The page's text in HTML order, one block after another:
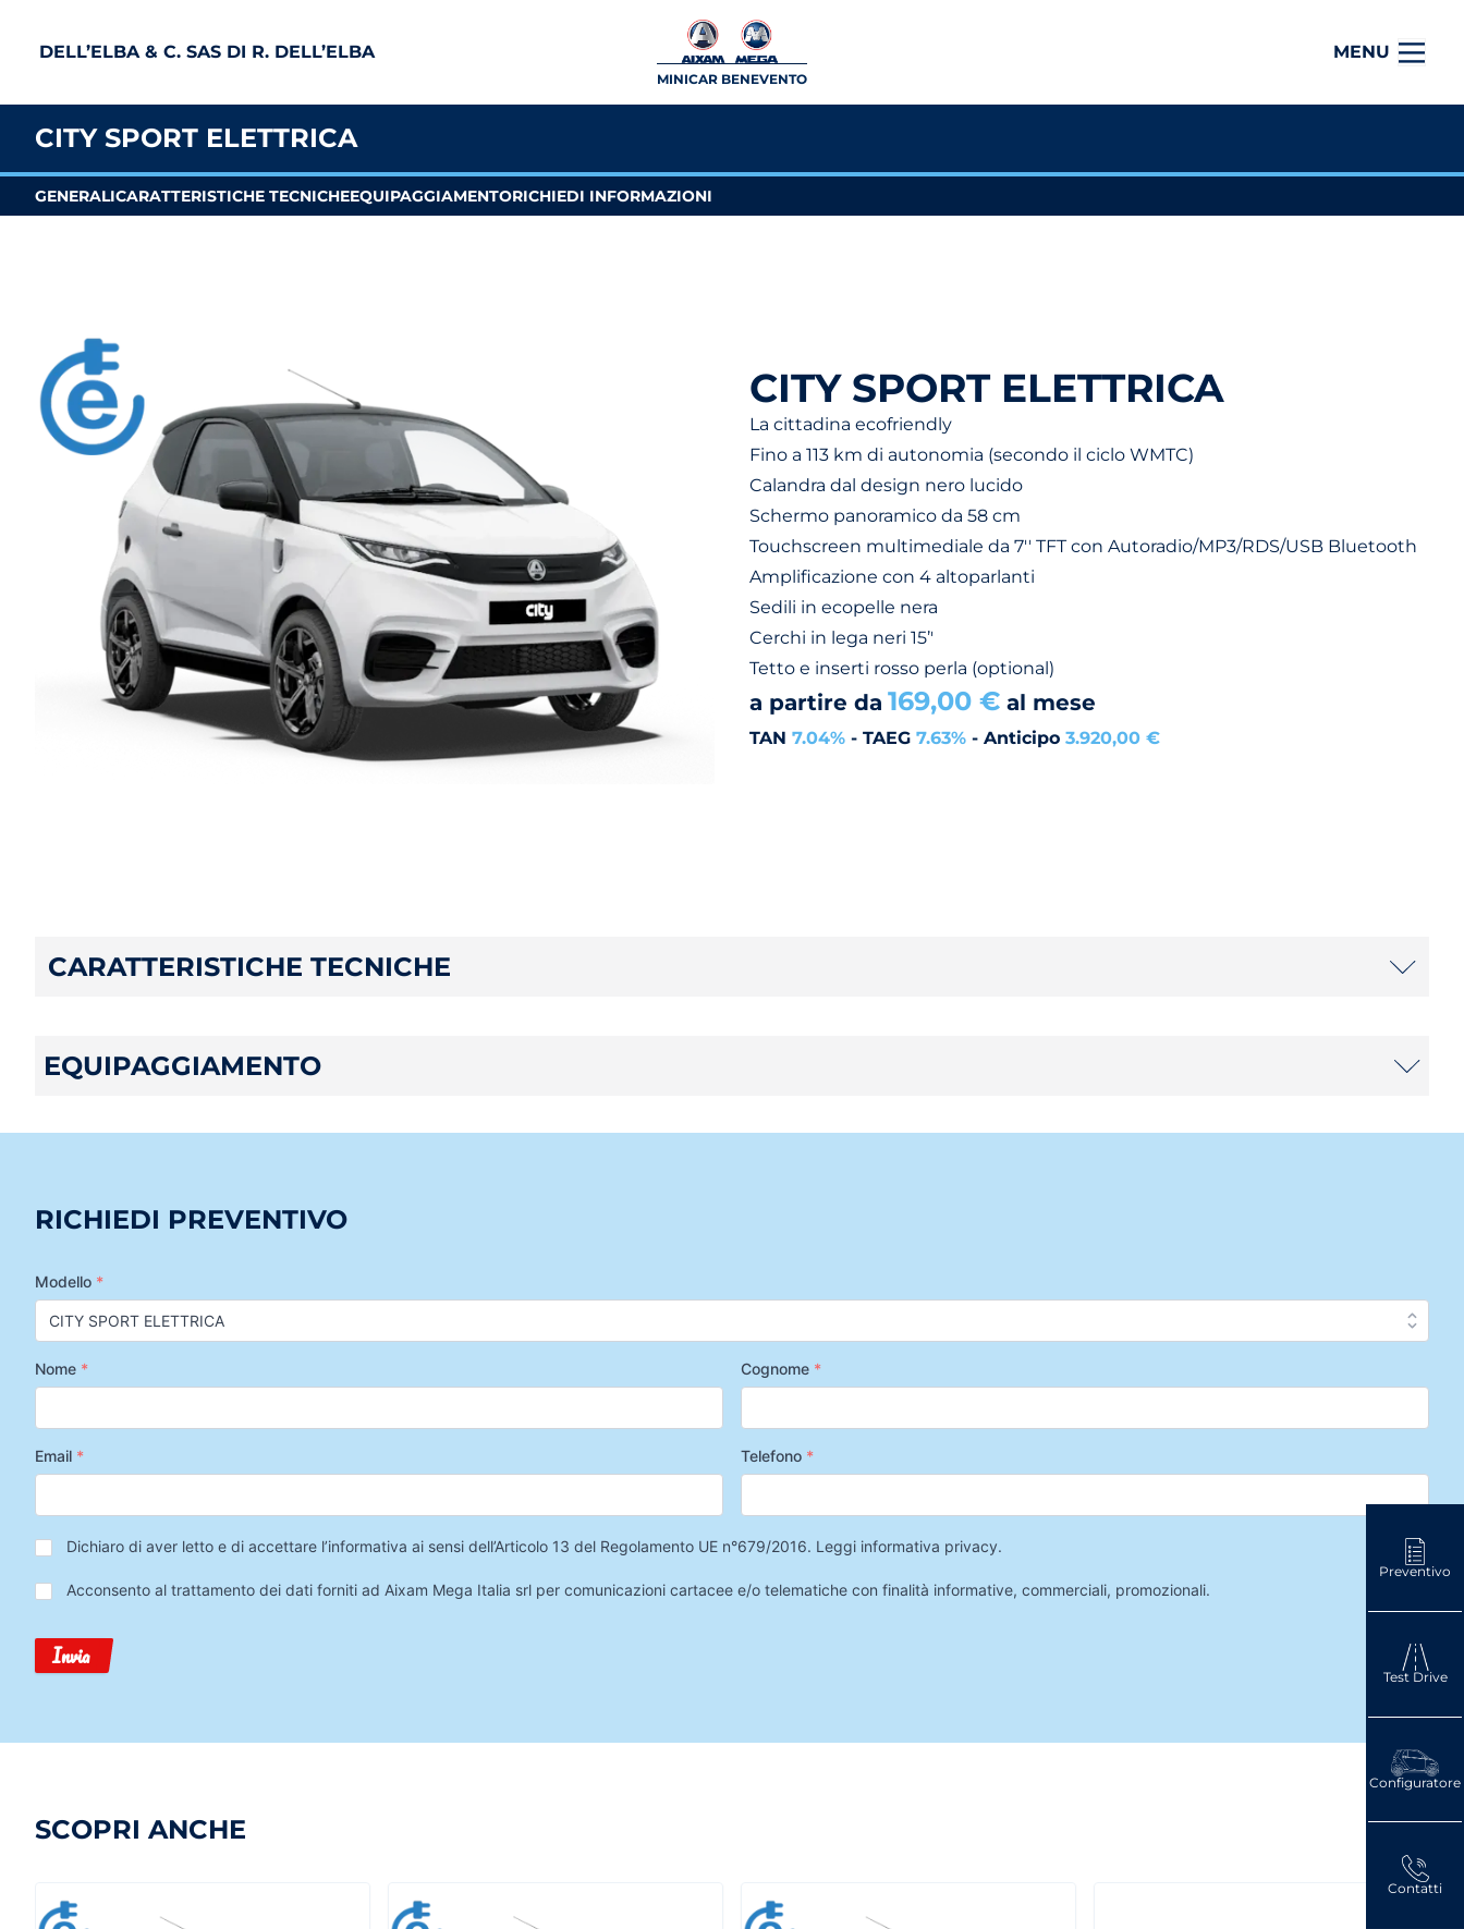
DELL’ELBA & C. SAS DI R. DELL’ELBA
MINICAR BENEVENTO
MENU
Preventivo
Test Drive
Configuratore
Contatti
CITY SPORT ELETTRICA
GENERALICARATTERISTICHE TECNICHEEQUIPAGGIAMENTORICHIEDI INFORMAZIONI
CITY SPORT ELETTRICA
La cittadina ecofriendly
Fino a 113 km di autonomia (secondo il ciclo WMTC)
Calandra dal design nero lucido
Schermo panoramico da 58 cm
Touchscreen multimediale da 7'' TFT con Autoradio/MP3/RDS/USB Bluetooth
Amplificazione con 4 altoparlanti
Sedili in ecopelle nera
Cerchi in lega neri 15’'
Tetto e inserti rosso perla (optional)
a partire da 169,00 € al mese
TAN 7.04% - TAEG 7.63% - Anticipo 3.920,00 €
CARATTERISTICHE TECNICHE
EQUIPAGGIAMENTO
RICHIEDI PREVENTIVO
Modello *
Nome * Cognome *
Email * Telefono *
Privacy*
Dichiaro di aver letto e di accettare l’informativa ai sensi dell’Articolo 13 del Regolamento UE n°679/2016. Leggi informativa privacy.
Trattamento
Dati
Acconsento al trattamento dei dati forniti ad Aixam Mega Italia srl per comunicazioni cartacee e/o telematiche con finalità informative, commerciali, promozionali.
Invia
SCOPRI ANCHE